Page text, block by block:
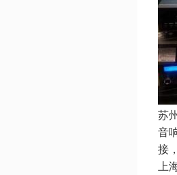
苏
音
接
上